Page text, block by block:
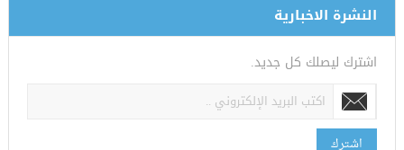
النشرة الاخبارية
اشترك ليصلك كل جديد.
اشترك